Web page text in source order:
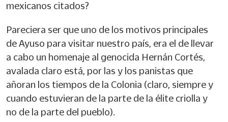
mexicanos citados?
Pareciera ser que uno de los motivos principales
de Ayuso para visitar nuestro país, era el de llevar
a cabo un homenaje al genocida Hernán Cortés,
avalada claro está, por las y los panistas que
añoran los tiempos de la Colonia (claro, siempre y
cuando estuvieran de la parte de la élite criolla y
no de la parte del pueblo).